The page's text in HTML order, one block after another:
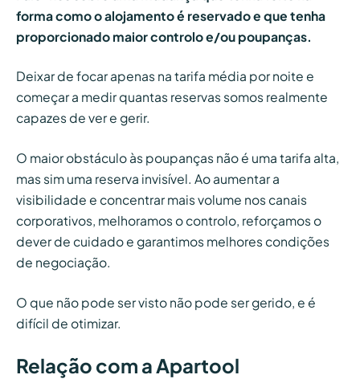
forma como o alojamento é reservado e que tenha
proporcionado maior controlo e/ou poupanças.
Deixar de focar apenas na tarifa média por noite e
começar a medir quantas reservas somos realmente
capazes de ver e gerir.
O maior obstáculo às poupanças não é uma tarifa alta,
mas sim uma reserva invisível. Ao aumentar a
visibilidade e concentrar mais volume nos canais
corporativos, melhoramos o controlo, reforçamos o
dever de cuidado e garantimos melhores condições
de negociação.
O que não pode ser visto não pode ser gerido, e é
difícil de otimizar.
Relação com a Apartool